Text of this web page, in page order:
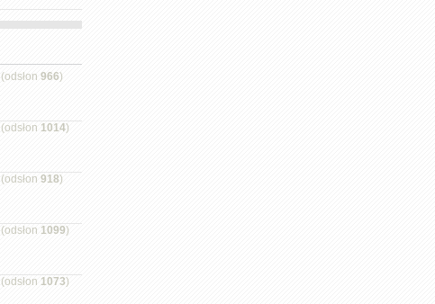
(odsłon 966)
(odsłon 1014)
(odsłon 918)
(odsłon 1099)
(odsłon 1073)